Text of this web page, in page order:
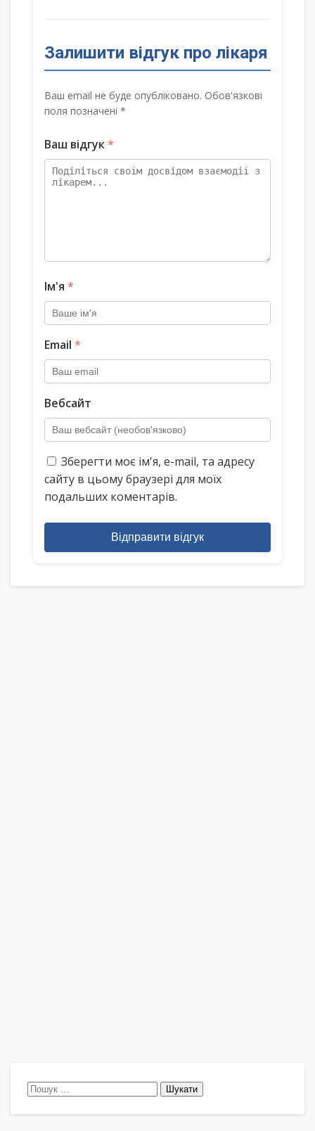
Залишити відгук про лікаря
Ваш email не буде опубліковано. Обов'язкові
поля позначені *
Ваш відгук*
Ім'я *
Email *
Вебсайт
Зберегти моє ім'я, e-mail, та адресу
сайту в цьому браузері для моїх
подальших коментарів.
Відправити відгук
Пошук: